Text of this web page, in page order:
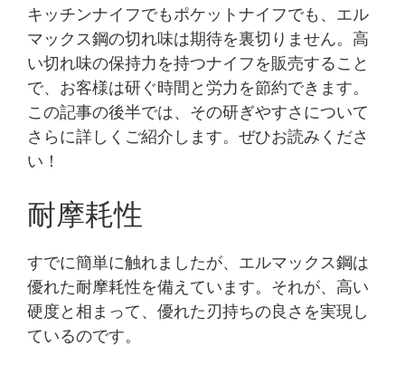
キッチンナイフでもポケットナイフでも、エル
マックス鋼の切れ味は期待を裏切りません。高
い切れ味の保持力を持つナイフを販売すること
で、お客様は研ぐ時間と労力を節約できます。
この記事の後半では、その研ぎやすさについて
さらに詳しくご紹介します。ぜひお読みくださ
い！
耐摩耗性
すでに簡単に触れましたが、エルマックス鋼は
優れた耐摩耗性を備えています。それが、高い
硬度と相まって、優れた刃持ちの良さを実現し
ているのです。